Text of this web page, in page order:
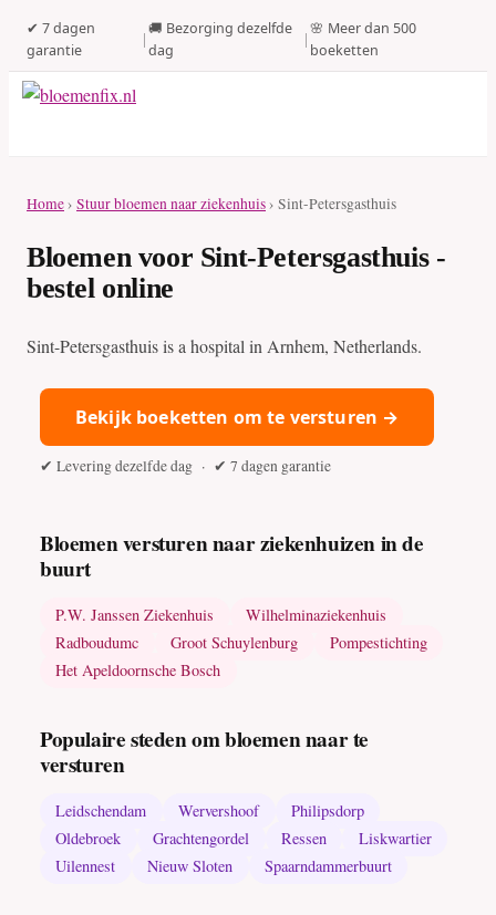
✔ 7 dagen
garantie
|
🚚 Bezorging dezelfde
dag
|
🌸 Meer dan 500
boeketten
Home› Stuur bloemen naar ziekenhuis› Sint-Petersgasthuis
Bloemen voor Sint-Petersgasthuis -
bestel online
Sint-Petersgasthuis is a hospital in Arnhem, Netherlands.
Bekijk boeketten om te versturen →
✔ Levering dezelfde dag · ✔ 7 dagen garantie
Bloemen versturen naar ziekenhuizen in de
buurt
P.W. Janssen Ziekenhuis
Wilhelminaziekenhuis
Radboudumc
Groot Schuylenburg
Pompestichting
Het Apeldoornsche Bosch
Populaire steden om bloemen naar te
versturen
Leidschendam Wervershoof
Philipsdorp
Oldebroek
Grachtengordel Ressen
Liskwartier
Uilennest
Nieuw Sloten Spaarndammerbuurt